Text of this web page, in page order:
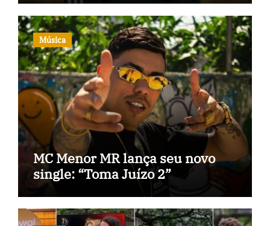
Música
MC Menor MR lança seu novo
single: “Toma Juízo 2”